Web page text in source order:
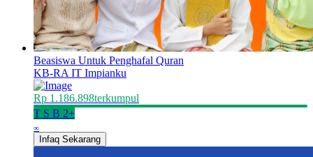
Beasiswa Untuk Penghafal Quran
KB-RA IT Impianku
Rp 1.186.898terkumpul
T S B 2+
∞
Infaq Sekarang